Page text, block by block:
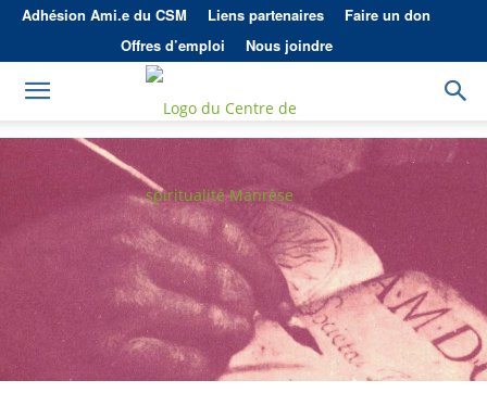
Adhésion Ami.e du CSM Liens partenaires
Faire un don
Offres d’emploi
Nous joindre